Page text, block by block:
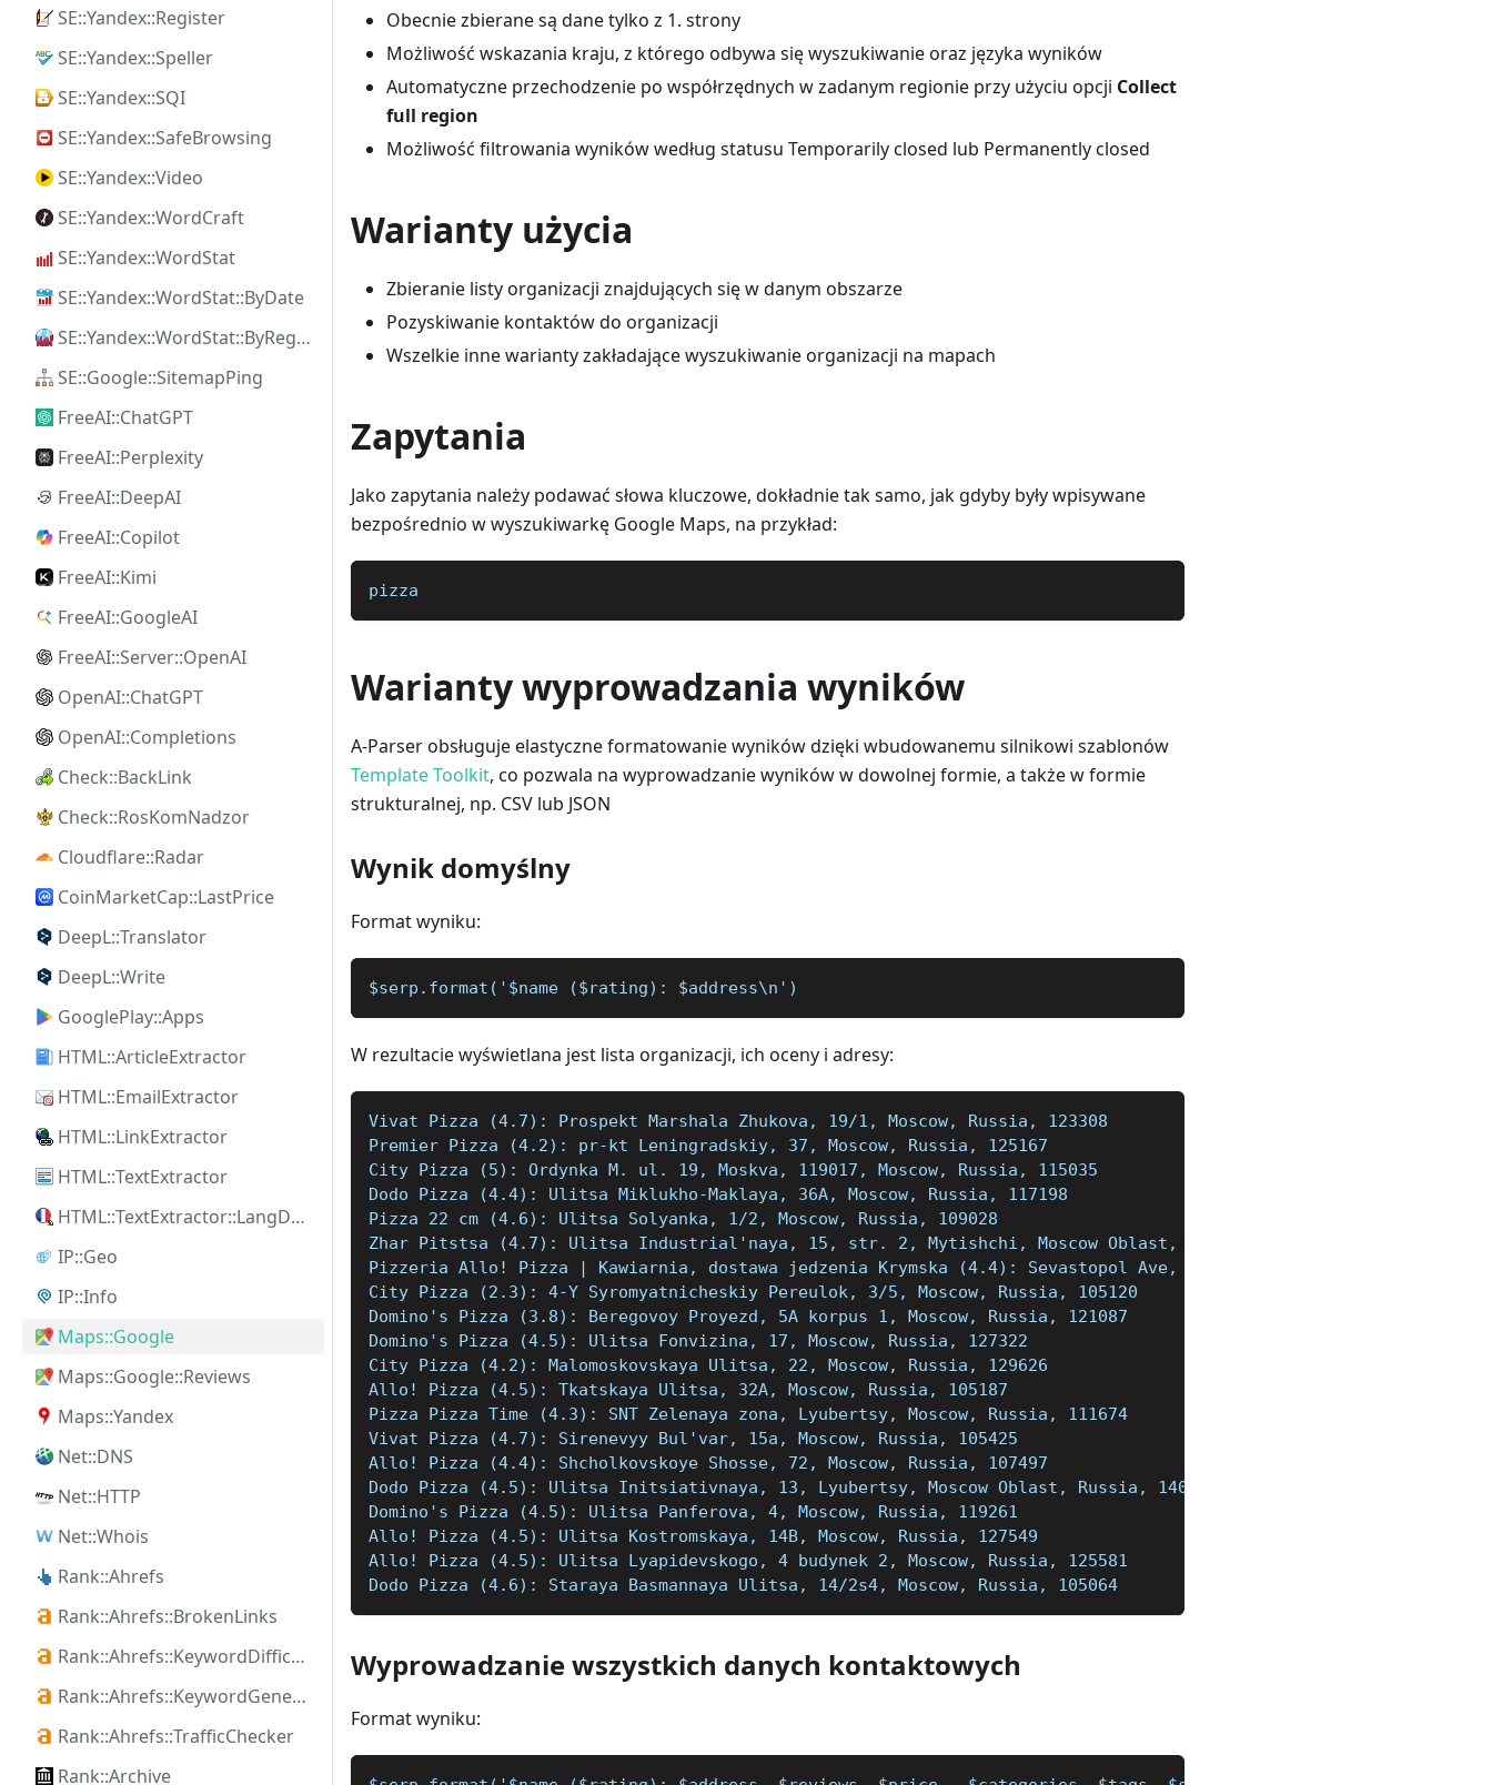
SE::Yandex::Register
SE::Yandex::Speller
SE::Yandex::SQI
SE::Yandex::SafeBrowsing
SE::Yandex::Video
SE::Yandex::WordCraft
SE::Yandex::WordStat
SE::Yandex::WordStat::ByDate
SE::Yandex::WordStat::ByRegion
SE::Google::SitemapPing
FreeAI::ChatGPT
FreeAI::Perplexity
FreeAI::DeepAI
FreeAI::Copilot
FreeAI::Kimi
FreeAI::GoogleAI
FreeAI::Server::OpenAI
OpenAI::ChatGPT
OpenAI::Completions
Check::BackLink
Check::RosKomNadzor
Cloudflare::Radar
CoinMarketCap::LastPrice
DeepL::Translator
DeepL::Write
GooglePlay::Apps
HTML::ArticleExtractor
HTML::EmailExtractor
HTML::LinkExtractor
HTML::TextExtractor
HTML::TextExtractor::LangDetect
IP::Geo
IP::Info
Maps::Google
Maps::Google::Reviews
Maps::Yandex
Net::DNS
Net::HTTP
Net::Whois
Rank::Ahrefs
Rank::Ahrefs::BrokenLinks
Rank::Ahrefs::KeywordDifficulty
Rank::Ahrefs::KeywordGenerator
Rank::Ahrefs::TrafficChecker
Rank::Archive
Obecnie zbierane są dane tylko z 1. strony
Możliwość wskazania kraju, z którego odbywa się wyszukiwanie oraz języka wyników
Automatyczne przechodzenie po współrzędnych w zadanym regionie przy użyciu opcji Collect
full region
Możliwość filtrowania wyników według statusu Temporarily closed lub Permanently closed
Warianty użycia
Zbieranie listy organizacji znajdujących się w danym obszarze
Pozyskiwanie kontaktów do organizacji
Wszelkie inne warianty zakładające wyszukiwanie organizacji na mapach
Zapytania
Jako zapytania należy podawać słowa kluczowe, dokładnie tak samo, jak gdyby były wpisywane
bezpośrednio w wyszukiwarkę Google Maps, na przykład:
pizza
Warianty wyprowadzania wyników
A-Parser obsługuje elastyczne formatowanie wyników dzięki wbudowanemu silnikowi szablonów
Template Toolkit, co pozwala na wyprowadzanie wyników w dowolnej formie, a także w formie
strukturalnej, np. CSV lub JSON
Wynik domyślny
Format wyniku:
$serp.format('$name ($rating): $address\n')
W rezultacie wyświetlana jest lista organizacji, ich oceny i adresy:
Vivat Pizza (4.7): Prospekt Marshala Zhukova, 19/1, Moscow, Russia, 123308
Premier Pizza (4.2): pr-kt Leningradskiy, 37, Moscow, Russia, 125167
City Pizza (5): Ordynka M. ul. 19, Moskva, 119017, Moscow, Russia, 115035
Dodo Pizza (4.4): Ulitsa Miklukho-Maklaya, 36A, Moscow, Russia, 117198
Pizza 22 cm (4.6): Ulitsa Solyanka, 1/2, Moscow, Russia, 109028
Zhar Pitstsa (4.7): Ulitsa Industrial'naya, 15, str. 2, Mytishchi, Moscow Oblast, Russia, 141006
Pizzeria Allo! Pizza | Kawiarnia, dostawa jedzenia Krymska (4.4): Sevastopol Ave, 15k1, 1 piętro, Moscow,
City Pizza (2.3): 4-Y Syromyatnicheskiy Pereulok, 3/5, Moscow, Russia, 105120
Domino's Pizza (3.8): Beregovoy Proyezd, 5A korpus 1, Moscow, Russia, 121087
Domino's Pizza (4.5): Ulitsa Fonvizina, 17, Moscow, Russia, 127322
City Pizza (4.2): Malomoskovskaya Ulitsa, 22, Moscow, Russia, 129626
Allo! Pizza (4.5): Tkatskaya Ulitsa, 32A, Moscow, Russia, 105187
Pizza Pizza Time (4.3): SNT Zelenaya zona, Lyubertsy, Moscow, Russia, 111674
Vivat Pizza (4.7): Sirenevyy Bul'var, 15a, Moscow, Russia, 105425
Allo! Pizza (4.4): Shcholkovskoye Shosse, 72, Moscow, Russia, 107497
Dodo Pizza (4.5): Ulitsa Initsiativnaya, 13, Lyubertsy, Moscow Oblast, Russia, 140009
Domino's Pizza (4.5): Ulitsa Panferova, 4, Moscow, Russia, 119261
Allo! Pizza (4.5): Ulitsa Kostromskaya, 14B, Moscow, Russia, 127549
Allo! Pizza (4.5): Ulitsa Lyapidevskogo, 4 budynek 2, Moscow, Russia, 125581
Dodo Pizza (4.6): Staraya Basmannaya Ulitsa, 14/2s4, Moscow, Russia, 105064
Wyprowadzanie wszystkich danych kontaktowych
Format wyniku: